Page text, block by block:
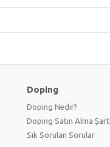
Doping
Doping Nedir?
Doping Satın Alma
Sık Sorulan Sorular